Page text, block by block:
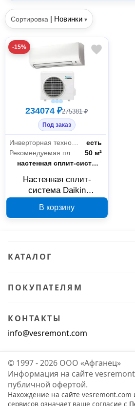
Сортировка | Новинки ▾
-15%
234074 ₽275381 ₽
Под заказ
есть
50 м²
Тип
настенная сплит-система
Настенная сплит-
система Daikin
В корзину
КАТАЛОГ
ПОКУПАТЕЛЯМ
КОНТАКТЫ
info@vesremont.com
© 1997 - 2026 ООО «Афганец»
Информация на сайте
публичной офертой.
Нахождение на сайте vesremont.com
сервисов означает ваше согласие с